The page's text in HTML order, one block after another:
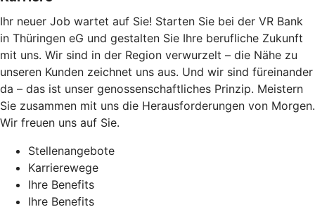
Ihr neuer Job wartet auf Sie! Starten Sie bei der VR Bank
in Thüringen eG und gestalten Sie Ihre berufliche Zukunft
mit uns. Wir sind in der Region verwurzelt – die Nähe zu
unseren Kunden zeichnet uns aus. Und wir sind füreinander
da – das ist unser genossenschaftliches Prinzip. Meistern
Sie zusammen mit uns die Herausforderungen von Morgen.
Wir freuen uns auf Sie.
Stellenangebote
Karrierewege
Ihre Benefits
Ihre Benefits